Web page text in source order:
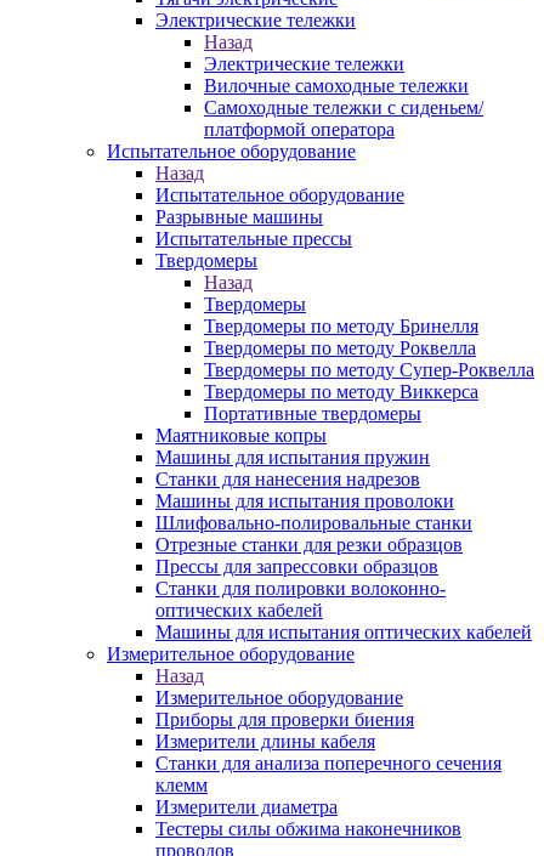
Электрические тележки
Назад
Электрические тележки
Вилочные самоходные тележки
Самоходные тележки с сиденьем/
платформой оператора
Испытательное оборудование
Назад
Испытательное оборудование
Разрывные машины
Испытательные прессы
Твердомеры
Назад
Твердомеры
Твердомеры по методу Бринелля
Твердомеры по методу Роквелла
Твердомеры по методу Супер-Роквелла
Твердомеры по методу Виккерса
Портативные твердомеры
Маятниковые копры
Машины для испытания пружин
Станки для нанесения надрезов
Машины для испытания проволоки
Шлифовально-полировальные станки
Отрезные станки для резки образцов
Прессы для запрессовки образцов
Станки для полировки волоконно-
оптических кабелей
Машины для испытания оптических кабелей
Измерительное оборудование
Назад
Измерительное оборудование
Приборы для проверки биения
Измерители длины кабеля
Станки для анализа поперечного сечения
клемм
Измерители диаметра
Тестеры силы обжима наконечников
проводов